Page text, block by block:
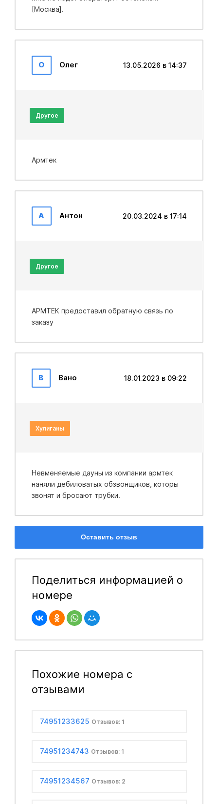
[Москва].
О Олег 13.05.2026 в 14:37
Другое
Армтек
А Антон 20.03.2024 в 17:14
Другое
АРМТЕК предоставил обратную связь по
заказу
В Вано 18.01.2023 в 09:22
Хулиганы
Невменяемые дауны из компании армтек
наняли дебиловатых обзвонщиков, которы
звонят и бросают трубки.
Оставить отзыв
Поделиться информацией о
номере
Похожие номера с
отзывами
74951233625 Отзывов: 1
74951234743 Отзывов: 1
74951234567 Отзывов: 2